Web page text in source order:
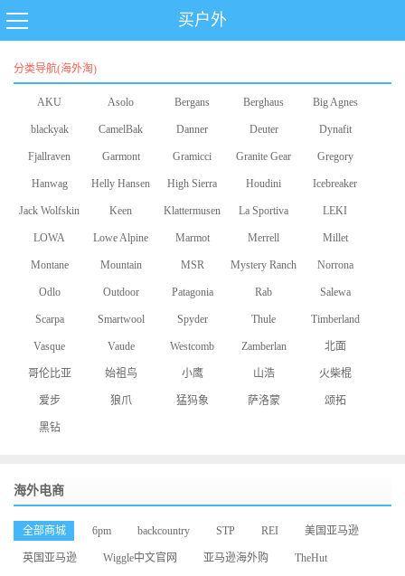
买户外
分类导航(海外淘)
AKU Asolo Bergans Berghaus Big Agnes
blackyak CamelBak Danner Deuter Dynafit
Fjallraven Garmont Gramicci Granite Gear Gregory
Hanwag Helly Hansen High Sierra Houdini Icebreaker
Jack Wolfskin Keen Klattermusen La Sportiva LEKI
LOWA Lowe Alpine Marmot Merrell Millet
Montane Mountain
Equipment
MSR Mystery Ranch Norrona
Odlo Outdoor
Research
Patagonia Rab Salewa
Scarpa Smartwool Spyder Thule Timberland
Vasque Vaude Westcomb Zamberlan 北面
哥伦比亚 始祖鸟 小鹰 山浩 火柴棍
爱步 狼爪 猛犸象 萨洛蒙 颂拓
黑钻
海外电商
全部商城 6pm backcountry STP REI 美国亚马逊
英国亚马逊 Wiggle中文官网 亚马逊海外购 TheHut